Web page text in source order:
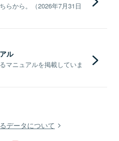
らから。（2026年7月31日
ル
マニュアルを掲載していま
データについて